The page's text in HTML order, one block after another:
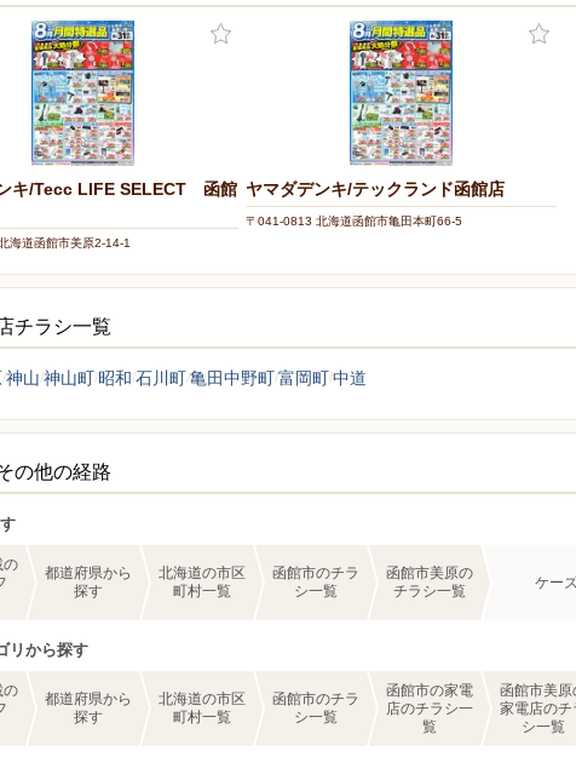
キ/Tecc LIFE SELECT 函館
海道函館市美原2-14-1
ヤマダデンキ/テックランド函館店
〒041-0813 北海道函館市亀田本町66-5
チラシ一覧
神山 神山町 昭和 石川町亀田中野町富岡町中道
の他の経路
の
都道府県から
探す
北海道の市区
町村一覧
函館市のチラ
シ一覧
函館市美原の
チラシ一覧
ケー
リから探す
の
都道府県から
探す
北海道の市区
町村一覧
函館市のチラ
シ一覧
函館市の家電
店のチラシ一
覧
函館市美原
家電店のチ
シ一覧